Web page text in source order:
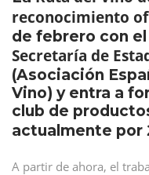
reconocimiento
de febrero con
Secretaría de
(Asociación
Vino) y entra a
club de
actualmente por
A partir de ahora, el